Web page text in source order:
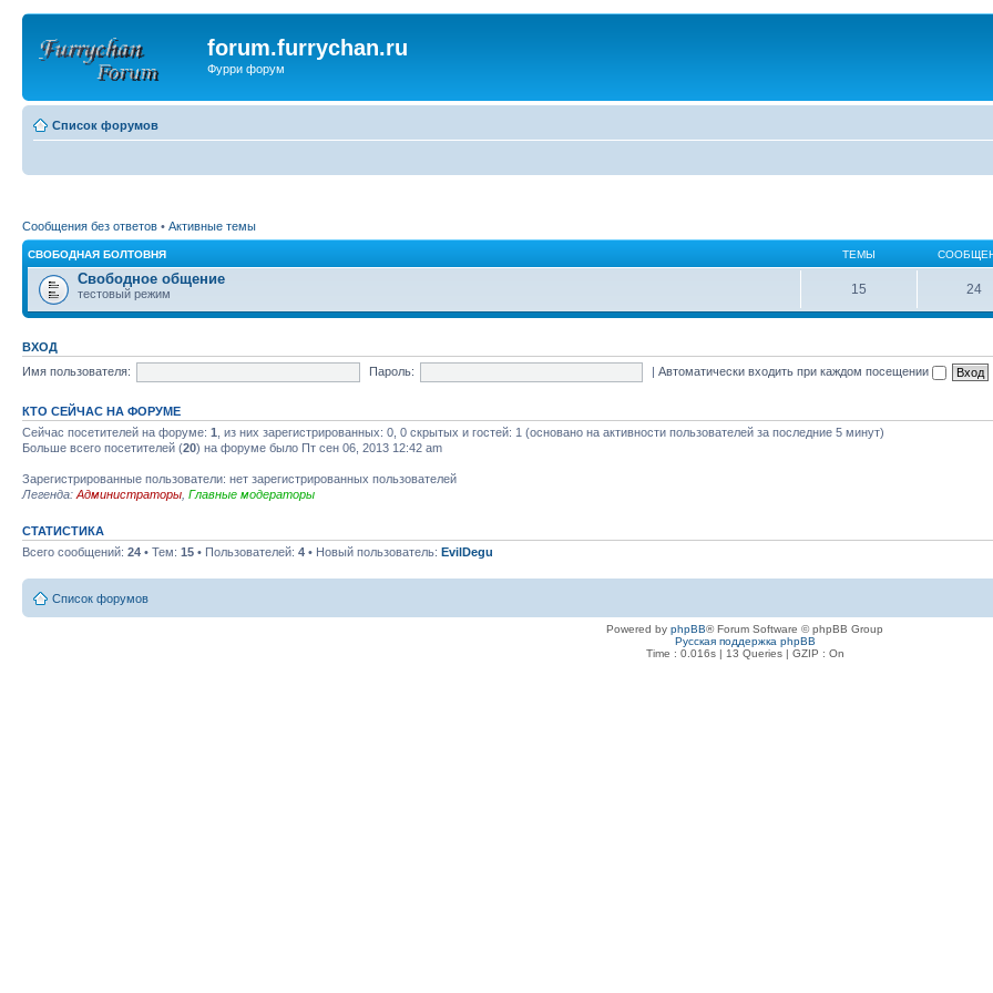
forum.furrychan.ru
Фурри форум
Список форумов
Сообщения без ответов • Активные темы
СВОБОДНАЯ БОЛТОВНЯ ТЕМЫ
Свободное общение
тестовый режим 15 24
ВХОД
Имя пользователя:
Пароль: |Автоматически входить при каждом посещении
КТО СЕЙЧАС НА ФОРУМЕ
Сейчас посетителей на форуме: 1 , из них зарегистрированных: 0, 0 скрытых и гостей: 1 (основано на активности пользователей за последние 5 минут)
Больше всего посетителей (20) на форуме было Пт сен 06, 2013 12:42 am
Зарегистрированные пользователи: нет зарегистрированных пользователей
Легенда: Администраторы Главные модераторы
СТАТИСТИКА
Всего сообщений: 24 • Тем: 15 • Пользователей: 4 • Новый пользователь: EvilDegu
Список форумов
Powered by phpBB® Forum Software © phpBB Group
Русская поддержка phpBB
Time : 0.016s | 13 Queries | GZIP : On